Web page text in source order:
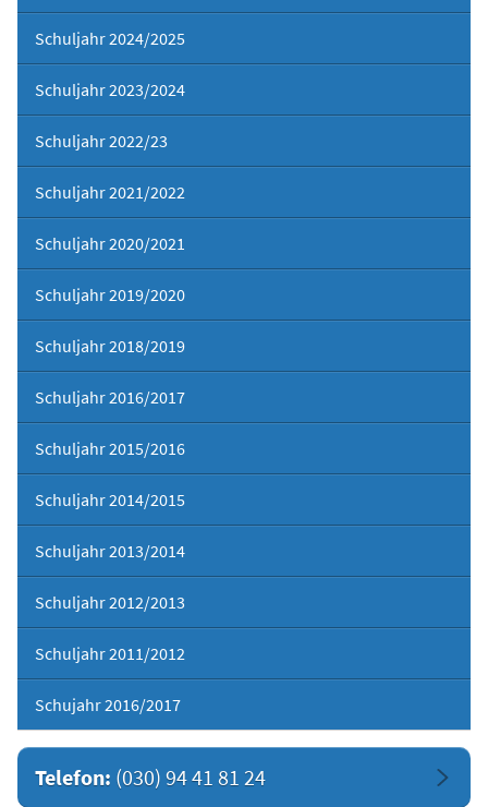
Schuljahr 2024/2025
Schuljahr 2023/2024
Schuljahr 2022/23
Schuljahr 2021/2022
Schuljahr 2020/2021
Schuljahr 2019/2020
Schuljahr 2018/2019
Schuljahr 2016/2017
Schuljahr 2015/2016
Schuljahr 2014/2015
Schuljahr 2013/2014
Schuljahr 2012/2013
Schuljahr 2011/2012
Schujahr 2016/2017
Telefon: (030) 94 41 81 24